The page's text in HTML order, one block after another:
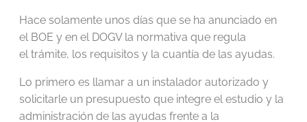
Hace solamente unos días que se ha anunciado en
el BOE y en el DOGV la normativa que regula
el trámite, los requisitos y la cuantía de las ayudas.
Lo primero es llamar a un instalador autorizado y
solicitarle un presupuesto que integre el estudio y la
administración de las ayudas frente a la